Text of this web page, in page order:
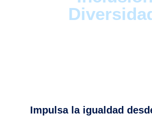
Impulsa la igualdad